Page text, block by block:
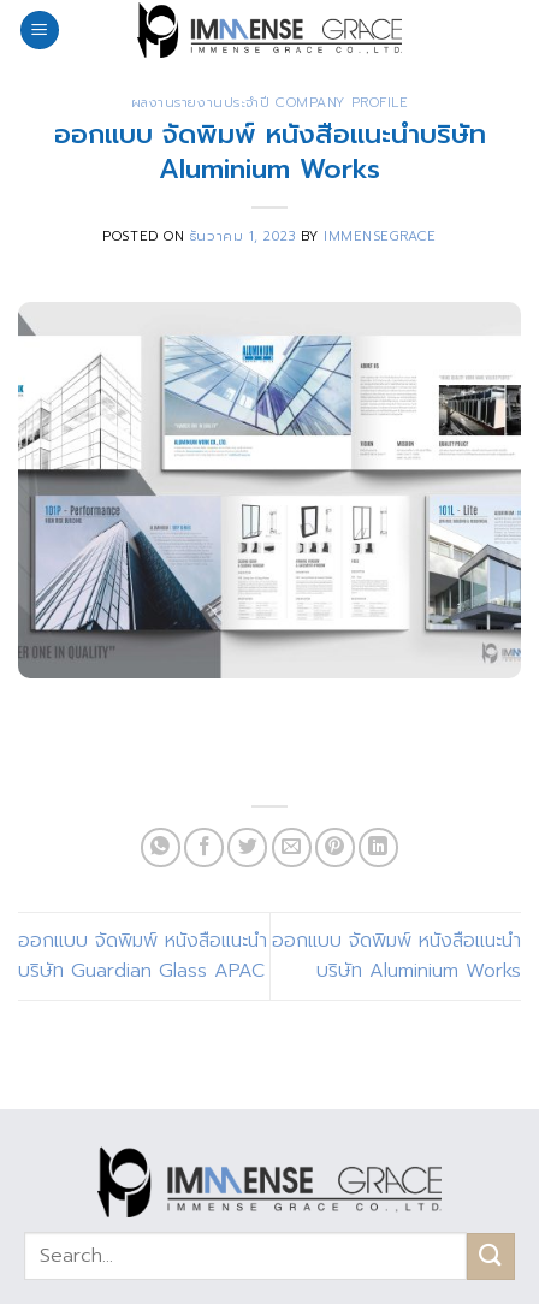
Skip
ผลงานรายงานประจำปี COMPANY PROFILE
ออกแบบ จัดพิมพ์ หนังสือแนะนำบริษัท
Aluminium Works
POSTED ON ธันวาคม 1, 2023 BY IMMENSEGRACE
ออกแบบ จัดพิมพ์ หนังสือแนะนำ
บริษัท Guardian Glass APAC
ออกแบบ จัดพิมพ์ หนังสือแนะนำ
บริษัท Aluminium Works